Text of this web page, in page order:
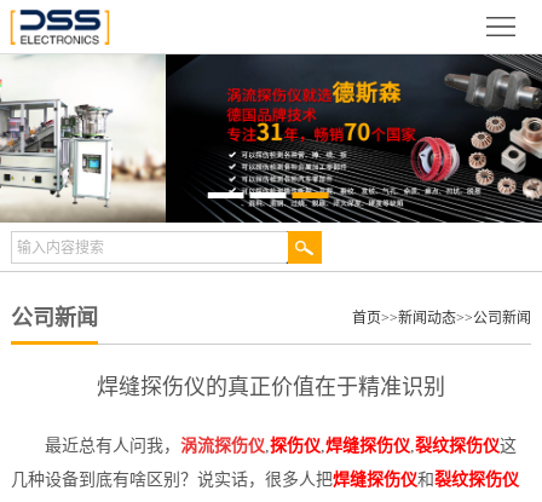
站
首
页
关
于
德
斯
新
闻
动
态
产
品
展
检
测
合
伴
中
术
服
公司新闻 首页>>新闻动态>>公司新闻
焊缝探伤仪的真正价值在于精准识别
最近总有人问我， 涡流探伤仪, 探伤仪, 焊缝探伤仪, 裂纹探伤仪这
几种设备到底有啥区别？说实话，很多人把焊缝探伤仪和裂纹探伤仪